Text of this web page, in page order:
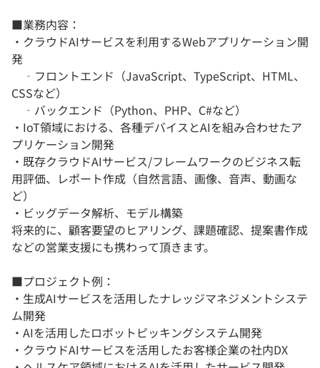
■業務内容：
・クラウドAIサービスを利用するWebアプリケーション開
発
‐フロントエンド（JavaScript、TypeScript、HTML、
CSSなど）
‐バックエンド（Python、PHP、C#など）
・IoT領域における、各種デバイスとAIを組み合わせたア
プリケーション開発
・既存クラウドAIサービス/フレームワークのビジネス転
用評価、レポート作成（自然言語、画像、音声、動画な
ど）
・ビッグデータ解析、モデル構築
将来的に、顧客要望のヒアリング、課題確認、提案書作成
などの営業支援にも携わって頂きます。
■プロジェクト例：
・生成AIサービスを活用したナレッジマネジメントシステ
ム開発
・AIを活用したロボットピッキングシステム開発
・クラウドAIサービスを活用したお客様企業の社内DX